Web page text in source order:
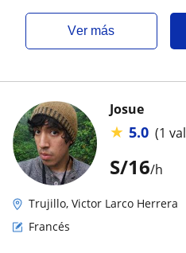
ver más
S/16/h
Josue
★ 5.0 (1
Trujillo, Victor Larco Herrera
Francés